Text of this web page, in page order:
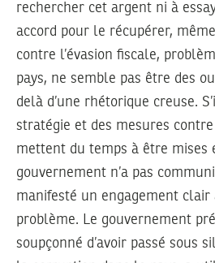
rechercher cet argent ni à
accord pour le récupérer,
contre l’évasion fiscale,
pays, ne semble pas être des
delà d’une rhétorique creuse.
stratégie et des mesures contre
mettent du temps à être mises
gouvernement n’a pas
manifesté un engagement clair
problème. Le gouvernement
soupçonné d’avoir passé sous